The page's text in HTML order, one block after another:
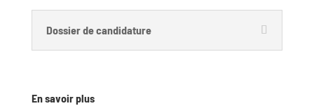
Dossier de candidature
En savoir plus